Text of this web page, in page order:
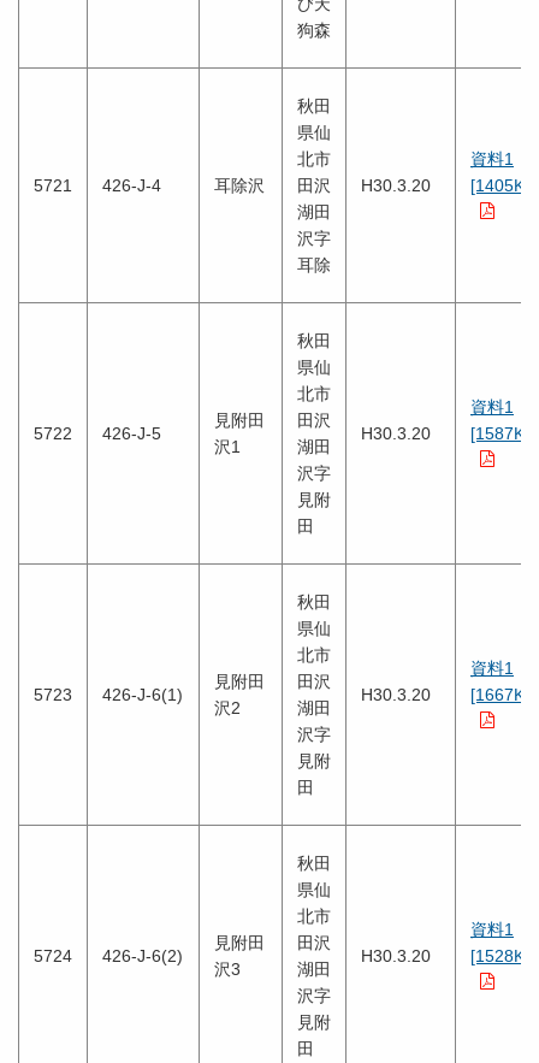
狗森
5721 426-J-4 耳除沢
秋田
県仙
北市
田沢
湖田
沢字
耳除
H30.3.20
資料1
[1405KB]
5722 426-J-5
見附田
沢1
秋田
県仙
北市
田沢
湖田
沢字
見附
田
H30.3.20
資料1
[1587KB]
5723 426-J-6(1)
見附田
沢2
秋田
県仙
北市
田沢
湖田
沢字
見附
田
H30.3.20
資料1
[1667KB]
5724 426-J-6(2)
見附田
沢3
秋田
県仙
北市
田沢
湖田
沢字
見附
田
H30.3.20
資料1
[1528KB]